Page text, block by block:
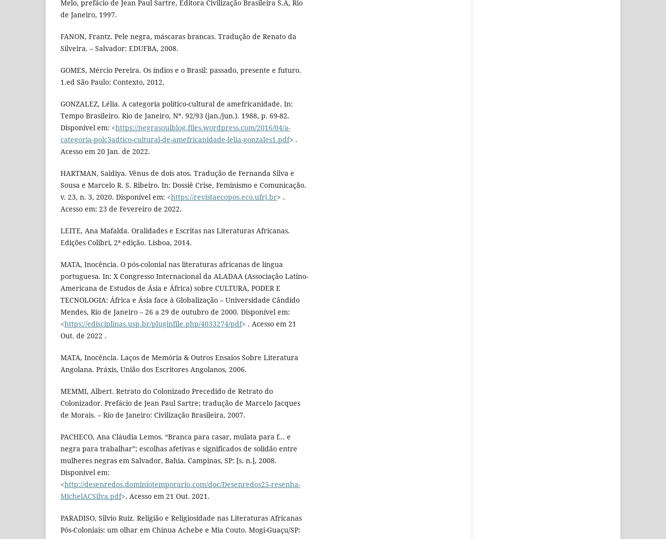
Melo, prefácio de Jean Paul Sartre, Editora Civilização Brasileira S.A, Rio
de Janeiro, 1997.
FANON, Frantz. Pele negra, máscaras brancas. Tradução de Renato da
Silveira. – Salvador: EDUFBA, 2008.
GOMES, Mércio Pereira. Os índios e o Brasil: passado, presente e futuro.
1.ed São Paulo: Contexto, 2012.
GONZALEZ, Lélia. A categoria político-cultural de amefricanidade. In:
Tempo Brasileiro. Rio de Janeiro, Nº. 92/93 (jan./jun.). 1988, p. 69-82.
Disponível em: <https://negrasoulblog.files.wordpress.com/2016/04/a-
categoria-polc3adtico-cultural-de-amefricanidade-lelia-gonzales1.pdf> .
Acesso em 20 Jan. de 2022.
HARTMAN, Saidiya. Vênus de dois atos. Tradução de Fernanda Silva e
Sousa e Marcelo R. S. Ribeiro. In: Dossiê Crise, Feminismo e Comunicação.
v. 23, n. 3, 2020. Disponível em: <https://revistaecopos.eco.ufrj.br> .
Acesso em: 23 de Fevereiro de 2022.
LEITE, Ana Mafalda. Oralidades e Escritas nas Literaturas Africanas.
Edições Colibri, 2ª edição. Lisboa, 2014.
MATA, Inocência. O pós-colonial nas literaturas africanas de língua
portuguesa. In: X Congresso Internacional da ALADAA (Associação Latino-
Americana de Estudos de Ásia e África) sobre CULTURA, PODER E
TECNOLOGIA: África e Ásia face à Globalização – Universidade Cândido
Mendes, Rio de Janeiro – 26 a 29 de outubro de 2000. Disponível em:
<https://edisciplinas.usp.br/pluginfile.php/4033274/pdf> . Acesso em 21
Out. de 2022 .
MATA, Inocência. Laços de Memória & Outros Ensaios Sobre Literatura
Angolana. Práxis, União dos Escritores Angolanos, 2006.
MEMMI, Albert. Retrato do Colonizado Precedido de Retrato do
Colonizador. Prefácio de Jean Paul Sartre; tradução de Marcelo Jacques
de Morais. – Rio de Janeiro: Civilização Brasileira, 2007.
PACHECO, Ana Cláudia Lemos. “Branca para casar, mulata para f... e
negra para trabalhar”; escolhas afetivas e significados de solidão entre
mulheres negras em Salvador, Bahia. Campinas, SP: [s. n.], 2008.
Disponível em:
<http://desenredos.dominiotemporario.com/doc/Desenredos25-resenha-
MichelACSilva.pdf>. Acesso em 21 Out. 2021.
PARADISO, Silvio Ruiz. Religião e Religiosidade nas Literaturas Africanas
Pós-Coloniais: um olhar em Chinua Achebe e Mia Couto. Mogi-Guaçu/SP: